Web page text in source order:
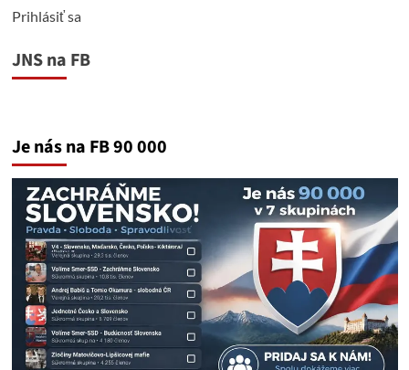
Prihlásiť sa
JNS na FB
Je nás na FB 90 000